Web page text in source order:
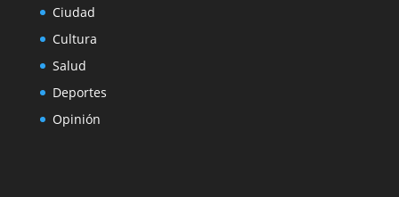
Ciudad
Cultura
Salud
Deportes
Opinión